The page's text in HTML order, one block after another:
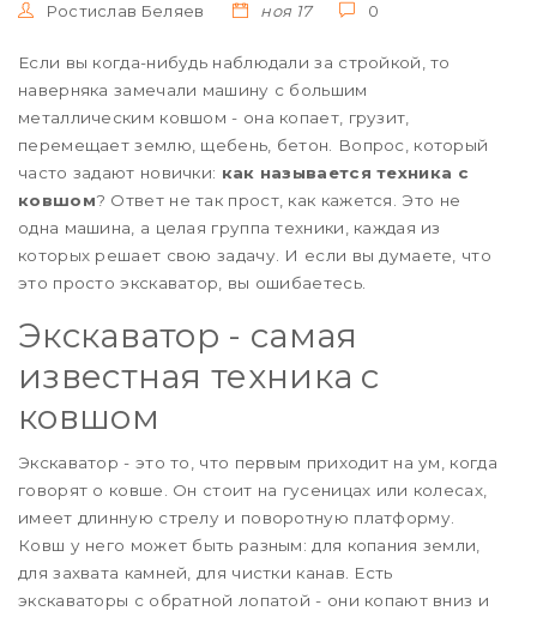
Ростислав Беляев ноя 17 0
Если вы когда-нибудь наблюдали за стройкой, то
наверняка замечали машину с большим
металлическим ковшом - она копает, грузит,
перемещает землю, щебень, бетон. Вопрос, который
часто задают новички: как называется техника с
ковшом? Ответ не так прост, как кажется. Это не
одна машина, а целая группа техники, каждая из
которых решает свою задачу. И если вы думаете, что
это просто экскаватор, вы ошибаетесь.
Экскаватор - самая
известная техника с
ковшом
Экскаватор - это то, что первым приходит на ум, когда
говорят о ковше. Он стоит на гусеницах или колесах,
имеет длинную стрелу и поворотную платформу.
Ковш у него может быть разным: для копания земли,
для захвата камней, для чистки канав. Есть
экскаваторы с обратной лопатой - они копают вниз и